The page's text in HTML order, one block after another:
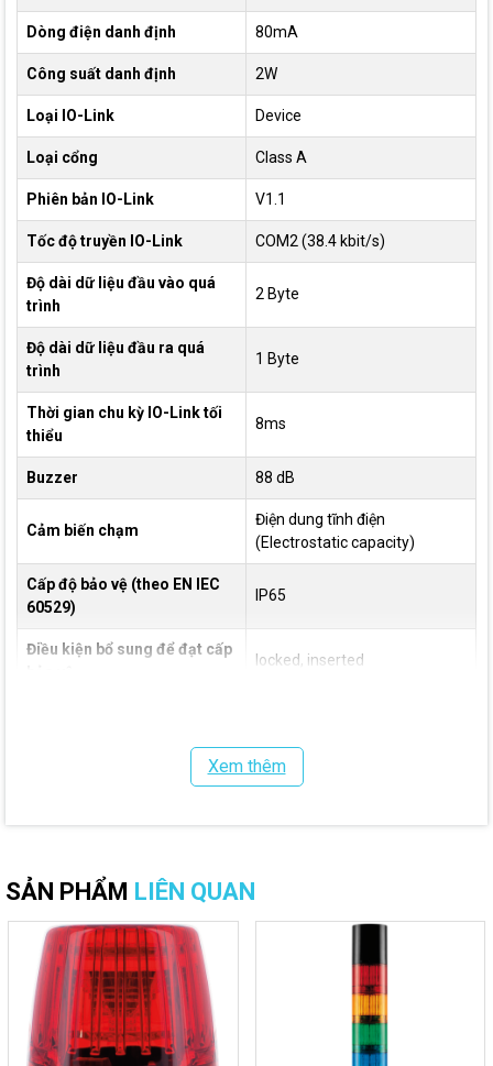
Dòng điện danh định 80mA
Công suất danh định 2W
Loại IO-Link Device
Loại cổng Class A
Phiên bản IO-Link V1.1
Tốc độ truyền IO-Link COM2 (38.4 kbit/s)
Độ dài dữ liệu đầu vào quá
trình
2 Byte
Độ dài dữ liệu đầu ra quá
trình
1 Byte
Thời gian chu kỳ IO-Link tối
thiểu
8ms
Buzzer 88 dB
Cảm biến chạm
Điện dung tĩnh điện
(Electrostatic capacity)
Cấp độ bảo vệ (theo EN IEC
60529)
IP65
Điều kiện bổ sung để đạt cấp
locked, inserted
108.7 x 56 x 56 mm
Xem thêm
SẢN PHẨM LIÊN QUAN